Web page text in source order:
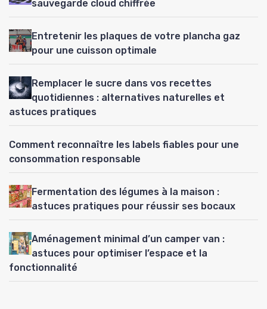
sauvegarde cloud chiffrée
Entretenir les plaques de votre plancha gaz
pour une cuisson optimale
Remplacer le sucre dans vos recettes
quotidiennes : alternatives naturelles et
astuces pratiques
Comment reconnaître les labels fiables pour une
consommation responsable
Fermentation des légumes à la maison :
astuces pratiques pour réussir ses bocaux
Aménagement minimal d’un camper van :
astuces pour optimiser l’espace et la
fonctionnalité